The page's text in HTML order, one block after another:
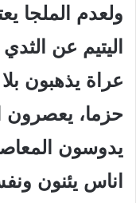
ولعدم الملجا
اليتيم عن
عراة يذهبون
حزما، يعصرون
يدوسون
اناس يئنون